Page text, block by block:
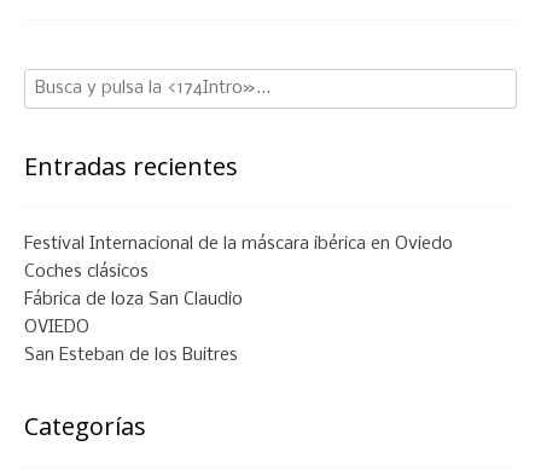
Entradas recientes
Festival Internacional de la máscara ibérica en Oviedo
Coches clásicos
Fábrica de loza San Claudio
OVIEDO
San Esteban de los Buitres
Categorías